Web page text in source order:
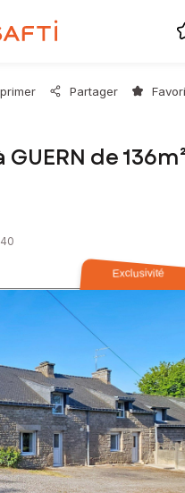
Partager
de
Exclusivité